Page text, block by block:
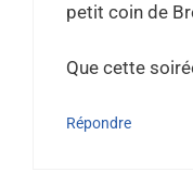
petit coin de
Que cette
Répondre